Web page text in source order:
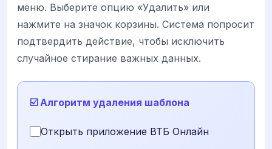
меню. Выберите опцию «Удалить» или
нажмите на значок корзины. Система попросит
подтвердить действие, чтобы исключить
случайное стирание важных данных.
☑️ Алгоритм удаления шаблона
Открыть приложение ВТБ Онлайн